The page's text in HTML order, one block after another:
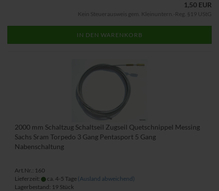
1,50 EUR
Kein Steuerausweis gem. Kleinuntern.-Reg. §19 UStG
IN DEN WARENKORB
2000 mm Schaltzug Schaltseil Zugseil Quetschnippel Messing
Sachs Sram Torpedo 3 Gang Pentasport 5 Gang
Nabenschaltung
Art.Nr.: 160
Lieferzeit:
ca. 4-5 Tage (Ausland abweichend)
Lagerbestand: 19 Stück